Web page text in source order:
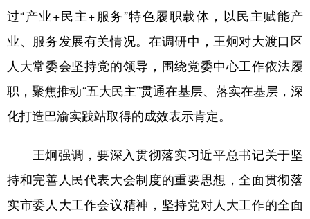
过“产业+民主+服务”特色履职载体，以民主赋能产
业、服务发展有关情况。在调研中，王炯对大渡口区
人大常委会坚持党的领导，围绕党委中心工作依法履
职，聚焦推动“五大民主”贯通在基层、落实在基层，深
化打造巴渝实践站取得的成效表示肯定。
王炯强调，要深入贯彻落实习近平总书记关于坚
持和完善人民代表大会制度的重要思想，全面贯彻落
实市委人大工作会议精神，坚持党对人大工作的全面